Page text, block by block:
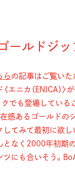
ールドジッ
らの記事はご覧いた
エニカ（ENICA）
クでも登場している
感あるゴールドの
してみて最初に欲し
となく2000年初期
にも合いそう。BoA